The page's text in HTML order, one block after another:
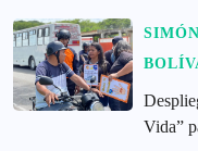
SIMÓN
Vida”